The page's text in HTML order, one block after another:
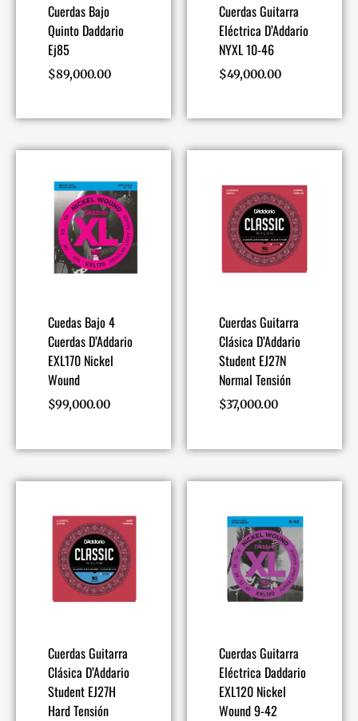
Cuerdas Bajo
Quinto Daddario
Ej85
$89,000.00
Cuerdas Guitarra
Eléctrica D’Addario
NYXL 10-46
$49,000.00
Cuedas Bajo 4
Cuerdas D’Addario
EXL170 Nickel
Wound
$99,000.00
Cuerdas Guitarra
Clásica D’Addario
Student EJ27N
Normal Tensión
$37,000.00
Cuerdas Guitarra
Clásica D’Addario
Student EJ27H
Hard Tensión
Cuerdas Guitarra
Eléctrica Daddario
EXL120 Nickel
Wound 9-42